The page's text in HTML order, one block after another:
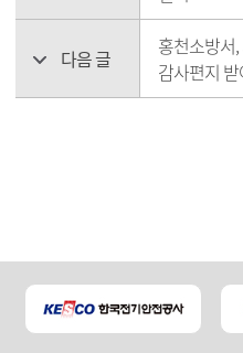
다음 글
홍천소방서
감사편지